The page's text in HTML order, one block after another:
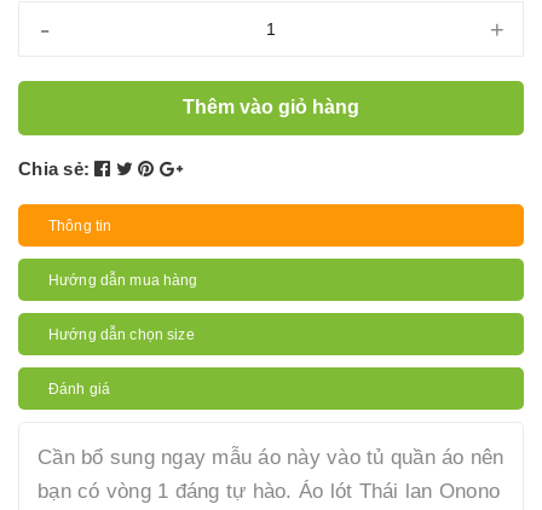
- +
Thêm vào giỏ hàng
Chia sẻ:
Thông tin
Hướng dẫn mua hàng
Hướng dẫn chọn size
Đánh giá
Cần bổ sung ngay mẫu áo này vào tủ quần áo nên
bạn có vòng 1 đáng tự hào. Áo lót Thái lan Onono